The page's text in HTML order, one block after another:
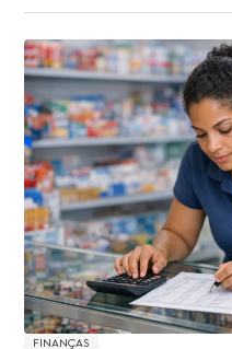
FINANÇAS